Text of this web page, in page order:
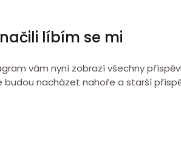
líbím se mi
vám nyní zobrazí všechny
budou nacházet nahoře a starší